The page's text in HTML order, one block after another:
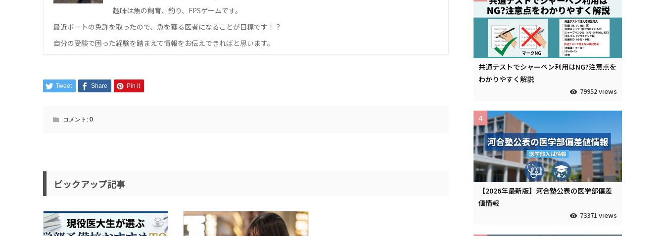
趣味は魚の飼育、釣り、 FPSゲームです。
最近ボートの免許を取ったので、魚を獲る医者になることが目標です！？
自分の受験で困った経験を踏まえて情報をお伝えできればと思います。
Tweet Share Pin it
コメント: 0
ピックアップ記事
共通テストでシャーペン利用はNG?注意点を
わかりやすく解説
79952 views
【2026年最新版】河合塾公表の医学部偏差
値情報
73371 views
4